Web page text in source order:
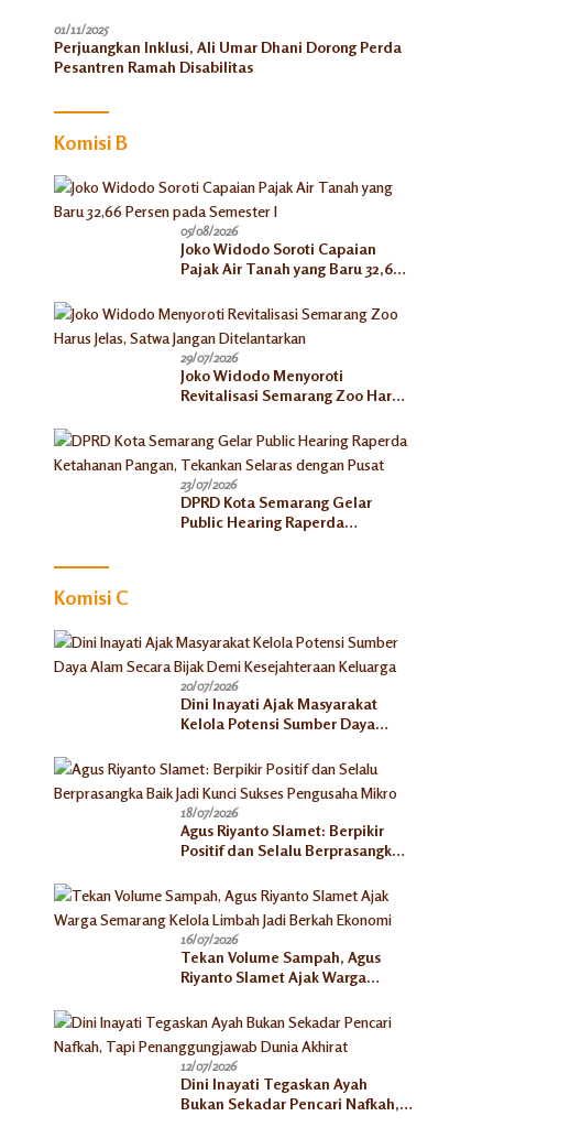
01/11/2025
Perjuangkan Inklusi, Ali Umar Dhani Dorong Perda
Pesantren Ramah Disabilitas
Komisi B
05/08/2026
Joko Widodo Soroti Capaian
Pajak Air Tanah yang Baru 32,66
29/07/2026
Joko Widodo Menyoroti
Revitalisasi Semarang Zoo Harus
Ditelantarkan
23/07/2026
DPRD Kota Semarang Gelar
Public Hearing Raperda
Komisi C
20/07/2026
Dini Inayati Ajak Masyarakat
Kelola Potensi Sumber Daya
Kesejahteraan Keluarga
18/07/2026
Agus Riyanto Slamet: Berpikir
Positif dan Selalu Berprasangka
Pengusaha Mikro
16/07/2026
Tekan Volume Sampah, Agus
Riyanto Slamet Ajak Warga
Berkah Ekonomi
12/07/2026
Dini Inayati Tegaskan Ayah
Bukan Sekadar Pencari Nafkah,